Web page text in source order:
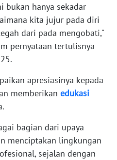
bukan hanya sekadar
kita jujur pada diri
dari pada mengobati,"
pernyataan tertulisnya
apresiasinya kepada
memberikan edukasi
bagian dari upaya
menciptakan lingkungan
sejalan dengan